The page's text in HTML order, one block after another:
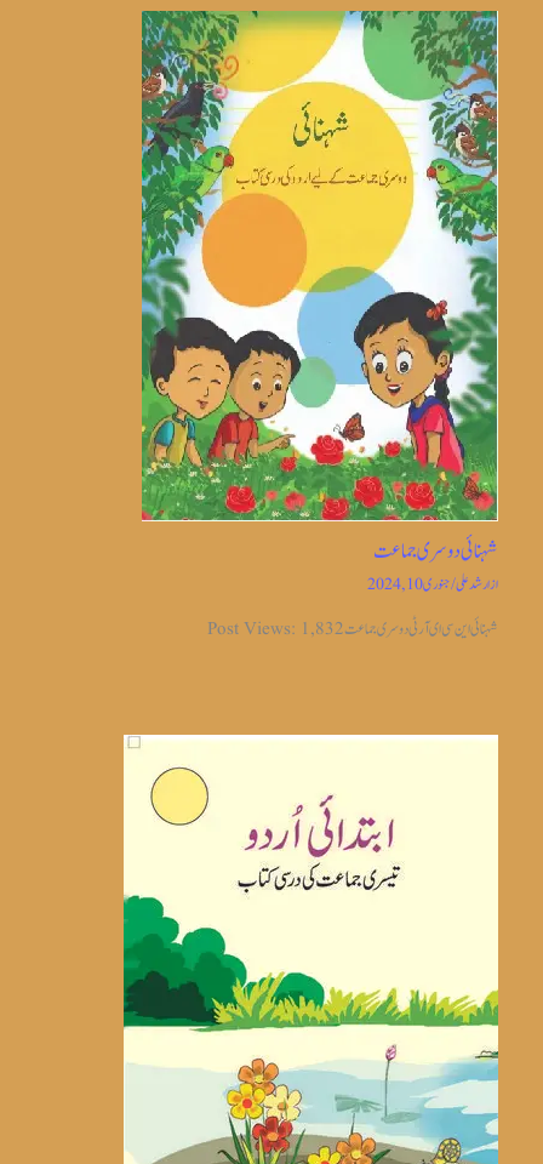
شہنائی دوسری جماعت
ازارشد علی/جنوری 10, 2024
شہنائی این سی ای آر ٹی دوسری جماعت Post Views: 1,832